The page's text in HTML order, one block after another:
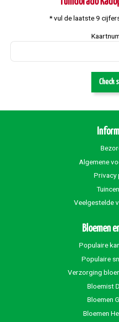
* vul de laatste 9
Check
Algemene
Privacy
Veelgestelde
Bloemen
Populaire
Populaire
Verzorging
Bloemist
Bloemen
Bloemen